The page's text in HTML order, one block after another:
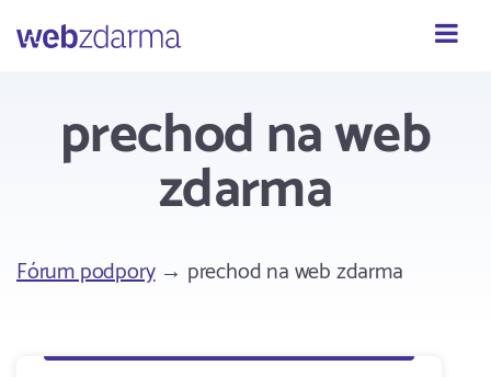
Webzdarma
prechod na web
zdarma
Fórum podpory→ prechod na web zdarma